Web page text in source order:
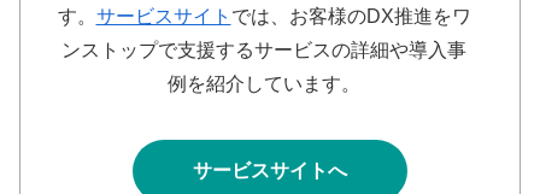
す。 サービスサイト では、お客様のDX推進をワ
ンストップで支援するサービスの詳細や導入事
例を紹介しています。
サービスサイトへ